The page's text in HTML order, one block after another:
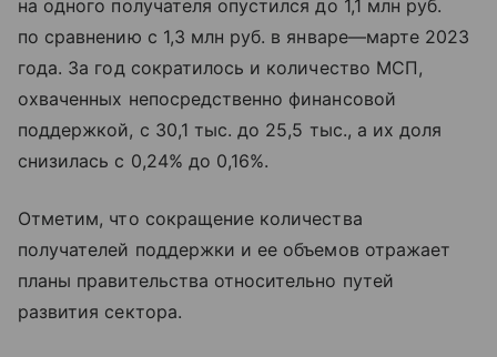
на одного получателя опустился до 1,1 млн руб.
по сравнению с 1,3 млн руб. в январе—марте 2023
года. За год сократилось и количество МСП,
охваченных непосредственно финансовой
поддержкой, с 30,1 тыс. до 25,5 тыс., а их доля
снизилась с 0,24% до 0,16%.
Отметим, что сокращение количества
получателей поддержки и ее объемов отражает
планы правительства относительно путей
развития сектора.